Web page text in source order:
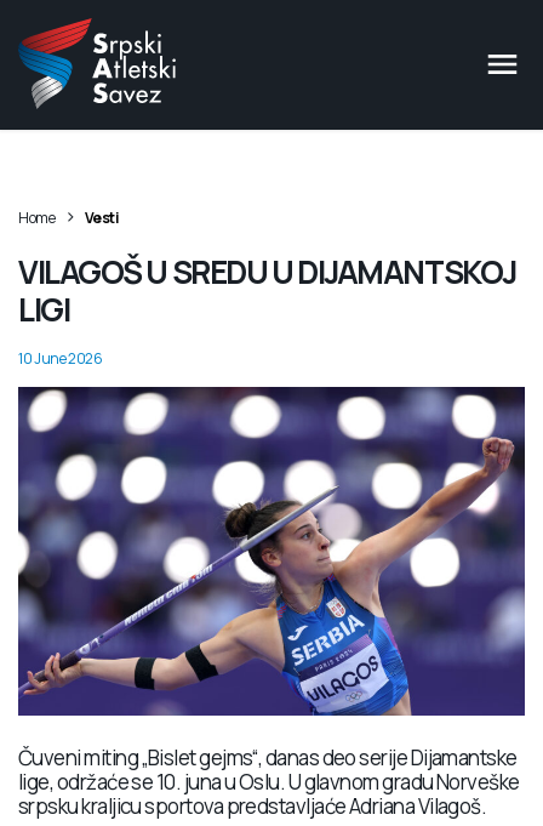
Home > Vesti
VILAGOŠ U SREDU U DIJAMANTSKOJ
LIGI
10 June 2026
Čuveni miting „Bislet gejms“, danas deo serije Dijamantske
lige, održaće se 10. juna u Oslu. U glavnom gradu Norveške
srpsku kraljicu sportova predstavljaće Adriana Vilagoš.